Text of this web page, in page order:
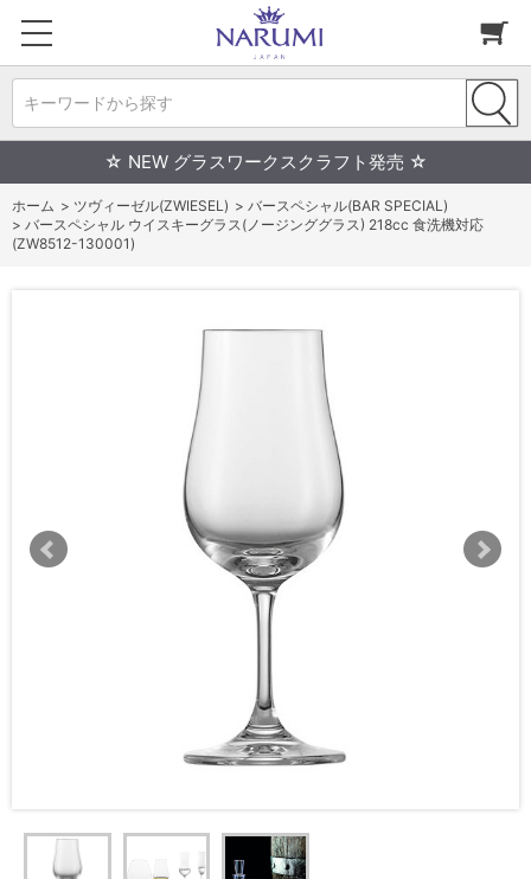
キーワードから探す
☆ NEW グラスワークスクラフト発売 ☆
ホーム > ツヴィーゼル(ZWIESEL) > バースペシャル(BAR SPECIAL)
> バースペシャル ウイスキーグラス(ノージンググラス) 218cc 食洗機対応
(ZW8512-130001)